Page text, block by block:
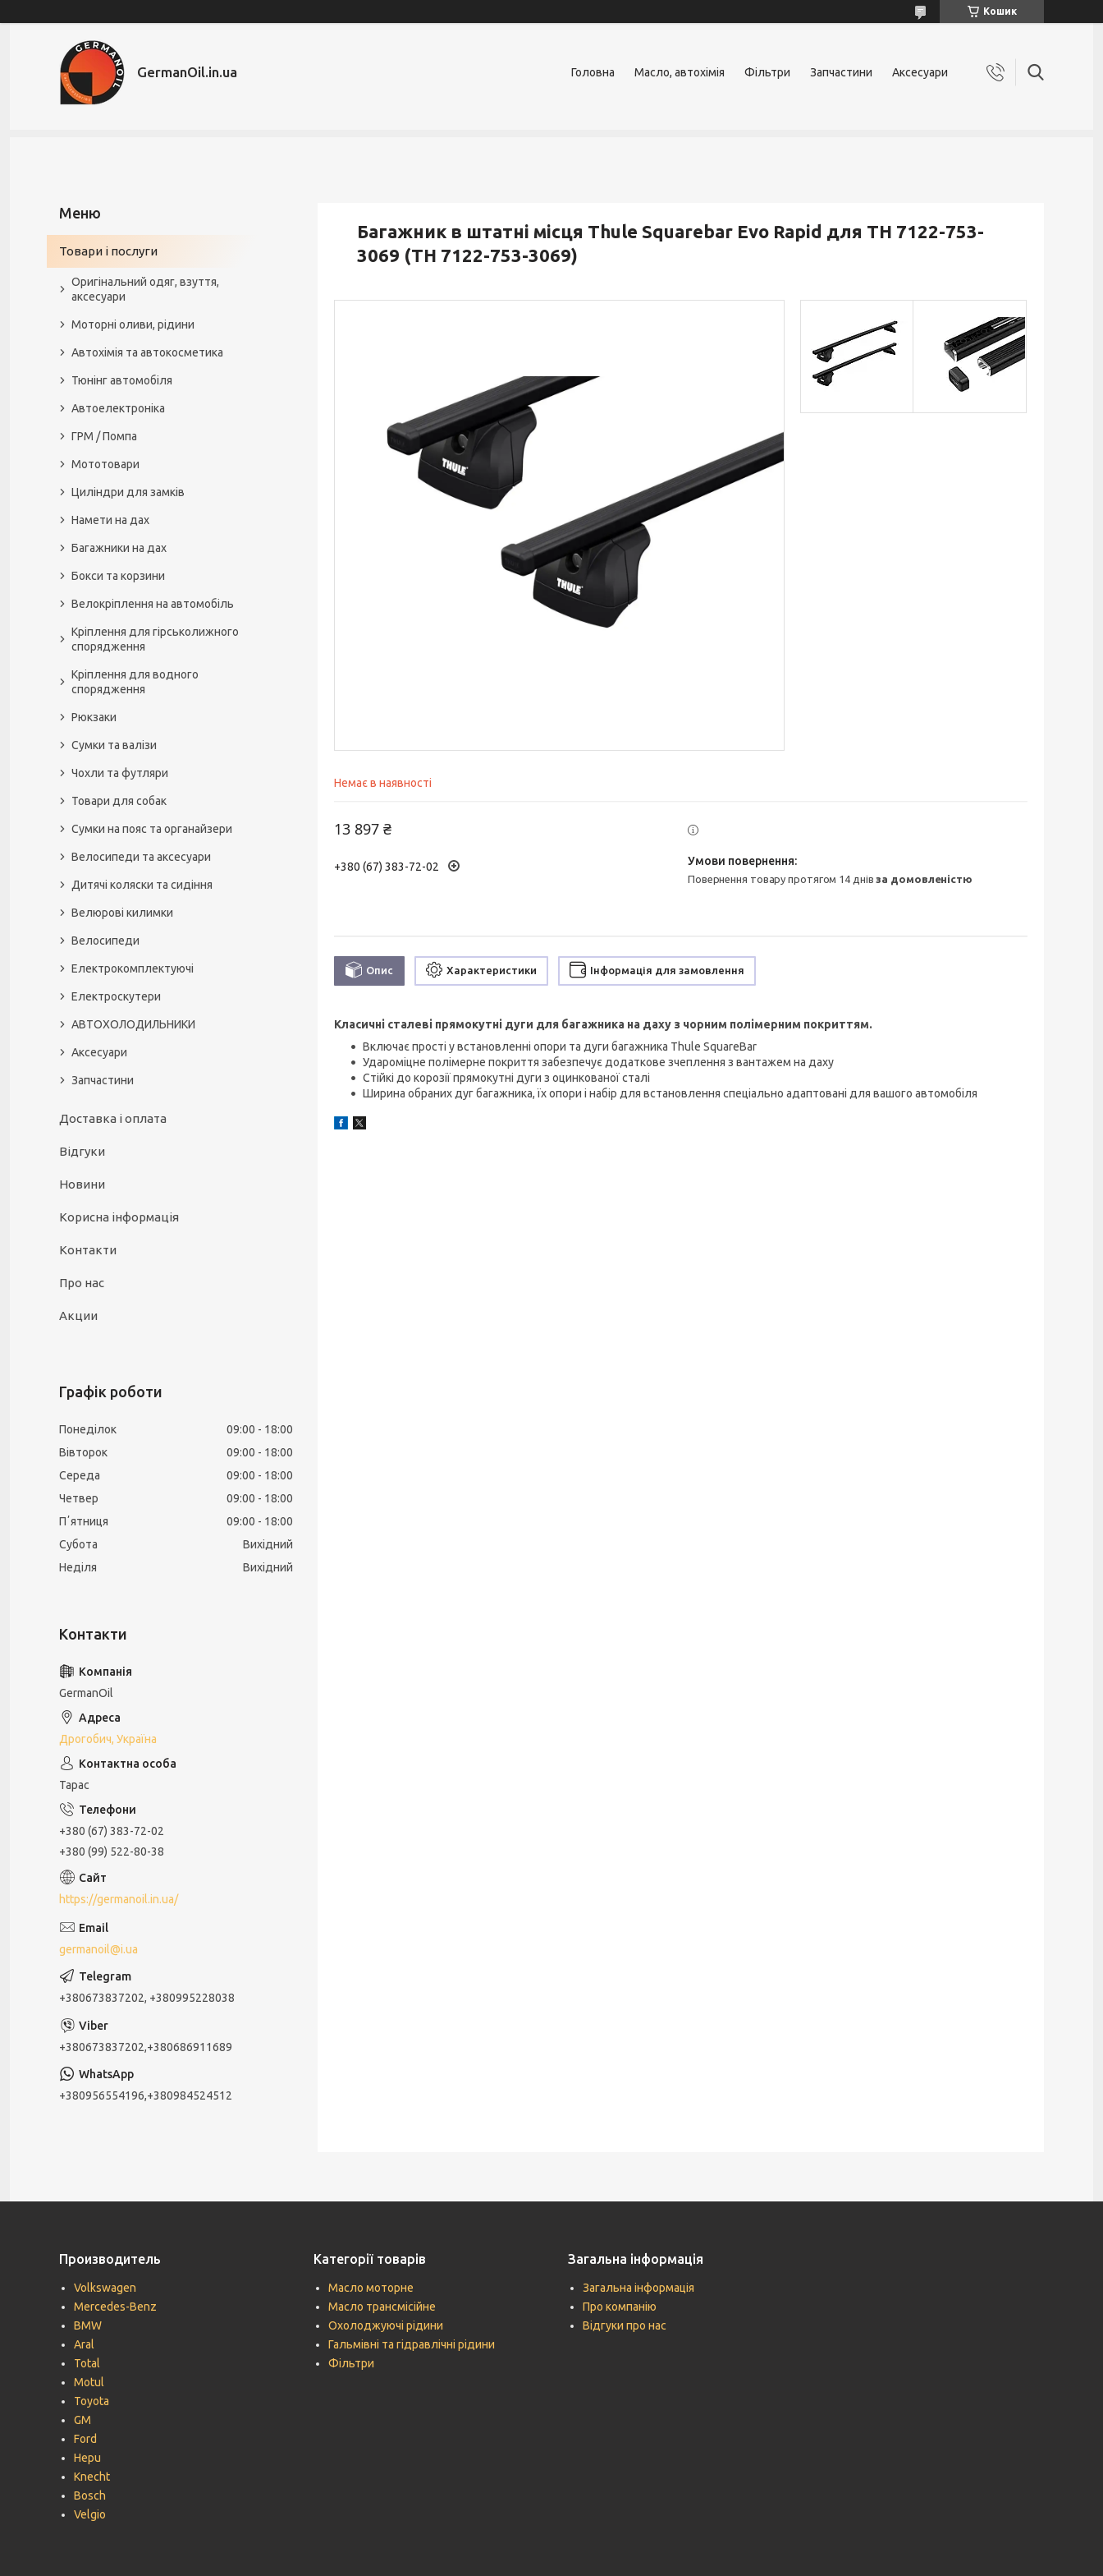
Кошик
GermanOil.in.ua Головна Масло, автохімія Фільтри Запчастини Аксесуари
Багажник в штатні місця Thule Squarebar Evo Rapid для TH 7122-753-
3069 (TH 7122-753-3069)
Немає в наявності
13 897 ₴
+380 (67) 383-72-02
повернення товару протягом 14 днівза домовленістю
Опис Характеристики Інформація для замовлення
Класичні сталеві прямокутні дуги для багажника на даху з чорним полімерним покриттям.
Включає прості у встановленні опори та дуги багажника Thule SquareBar
Удароміцне полімерне покриття забезпечує додаткове зчеплення з вантажем на даху
Стійкі до корозії прямокутні дуги з оцинкованої сталі
Ширина обраних дуг багажника, їх опори і набір для встановлення спеціально адаптовані для вашого автомобіля
Товари і послуги
Оригінальний одяг, взуття,
аксесуари
Моторні оливи, рідини
Автохімія та автокосметика
Тюнінг автомобіля
Автоелектроніка
ГРМ / Помпа
Мототовари
Циліндри для замків
Намети на дах
Багажники на дах
Бокси та корзини
Велокріплення на автомобіль
Кріплення для гірськолижного
спорядження
Кріплення для водного
спорядження
Рюкзаки
Сумки та валізи
Чохли та футляри
Товари для собак
Сумки на пояс та органайзери
Велосипеди та аксесуари
Дитячі коляски та сидіння
Велюрові килимки
Велосипеди
Електрокомплектуючі
Електроскутери
АВТОХОЛОДИЛЬНИКИ
Аксесуари
Запчастини
Доставка і оплата
Відгуки
Новини
Корисна інформація
Контакти
Про нас
Акции
Графік роботи
Понеділок 09:00
18:00
Вівторок
09:00
18:00
Середа
09:00
18:00
Четвер
09:00
18:00
Пʼятниця
09:00
18:00
Субота
Вихідний
Неділя
Вихідний
GermanOil
Дрогобич, Україна
Тарас
+380 (67) 383-72-02
+380 (99) 522-80-38
https://germanoil.in.ua/
germanoil@i.ua
+380673837202, +380995228038
+380673837202,+380686911689
+380956554196,+380984524512
Производитель
Volkswagen
Mercedes-Benz
BMW
Aral
Total
Motul
Toyota
GM
Ford
Hepu
Knecht
Bosch
Velgio
Категорії товарів
Масло моторне
Масло трансмісійне
Охолоджуючі рідини
Гальмівні та гідравлічні рідини
Фільтри
Загальна інформація
Загальна інформація
Про компанію
Відгуки про нас